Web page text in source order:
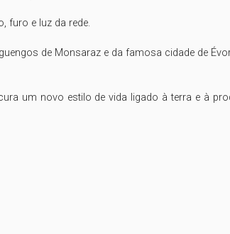
furo e luz da rede.
de Monsaraz e da famosa cidade de
um novo estilo de vida ligado à terra e à